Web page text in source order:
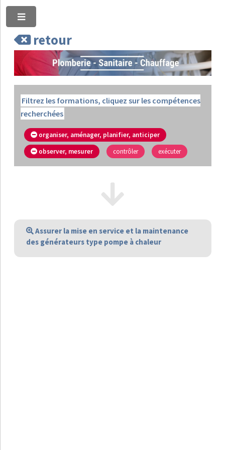
retour
Filtrez les formations, cliquez sur les compétences
recherchées
organiser, aménager, planifier, anticiper
observer, mesurer
contrôler exécuter
Assurer la mise en service et la maintenance
des générateurs type pompe à chaleur